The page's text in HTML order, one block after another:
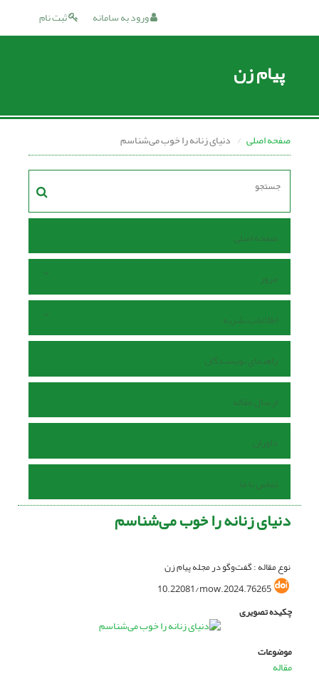
ثبت نام ورود به سامانه
پیام زن
صفحه اصلی دنیای زنانه را خوب می‌شناسم
صفحه اصلی
مرور
اطلاعات نشریه
راهنمای نویسندگان
ارسال مقاله
داوران
تماس با ما
دنیای زنانه را خوب می‌شناسم
نوع مقاله : گفت‌وگو در مجله پیام زن
10.22081/mow.2024.76265
چکیده تصویری
موضوعات
مقاله